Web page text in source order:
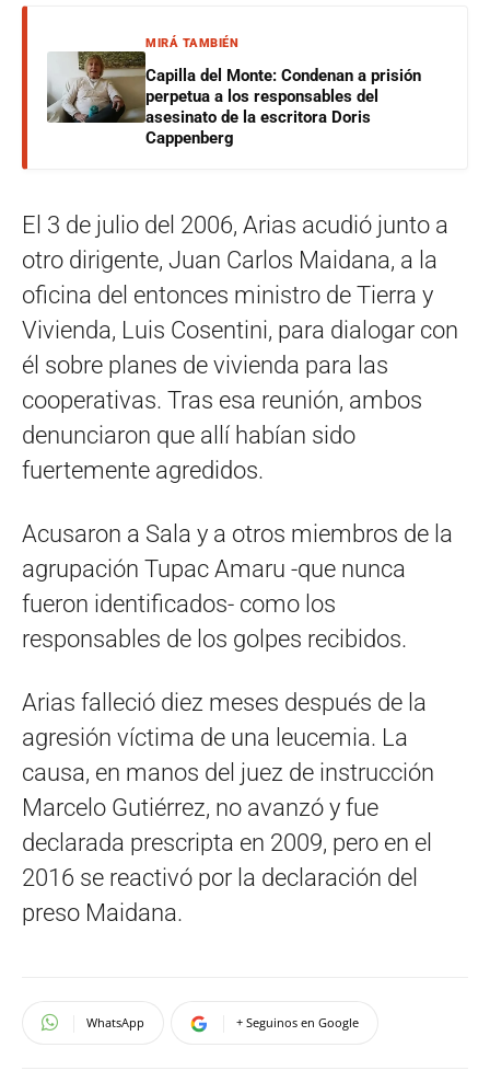
MIRÁ TAMBIÉN
Capilla del Monte: Condenan a prisión
perpetua a los responsables del
asesinato de la escritora Doris
Cappenberg
El 3 de julio del 2006, Arias acudió junto a
otro dirigente, Juan Carlos Maidana, a la
oficina del entonces ministro de Tierra y
Vivienda, Luis Cosentini, para dialogar con
él sobre planes de vivienda para las
cooperativas. Tras esa reunión, ambos
denunciaron que allí habían sido
fuertemente agredidos.
Acusaron a Sala y a otros miembros de la
agrupación Tupac Amaru -que nunca
fueron identificados- como los
responsables de los golpes recibidos.
Arias falleció diez meses después de la
agresión víctima de una leucemia. La
causa, en manos del juez de instrucción
Marcelo Gutiérrez, no avanzó y fue
declarada prescripta en 2009, pero en el
2016 se reactivó por la declaración del
preso Maidana.
WhatsApp + Seguinos en Google